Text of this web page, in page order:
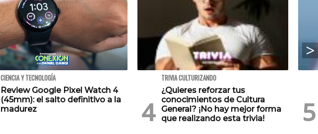
CIENCIA Y TECNOLOGÍA
Review Google Pixel Watch 4
(45mm): el salto definitivo a la
madurez
TRIVIA CULTURIZANDO
¿Quieres reforzar tus
conocimientos de Cultura
General? ¡No hay mejor forma
que realizando esta trivia!